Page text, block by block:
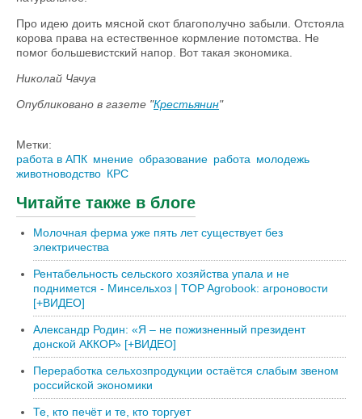
Про идею доить мясной скот благополучно забыли. Отстояла
корова права на естественное кормление потомства. Не
помог большевистский напор. Вот такая экономика.
Николай Чачуа
Опубликовано в газете "Крестьянин"
Метки:
работа в АПК мнение образование работа молодежь
животноводство КРС
Читайте также в блоге
Молочная ферма уже пять лет существует без
электричества
Рентабельность сельского хозяйства упала и не
поднимется - Минсельхоз | TOP Agrobook: агроновости
[+ВИДЕО]
Александр Родин: «Я – не пожизненный президент
донской АККОР» [+ВИДЕО]
Переработка сельхозпродукции остаётся слабым звеном
российской экономики
Те, кто печёт и те, кто торгует